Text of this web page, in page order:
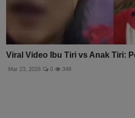
Viral Video Ibu Tiri vs Anak Tiri:
Mar 23, 2026 0 348